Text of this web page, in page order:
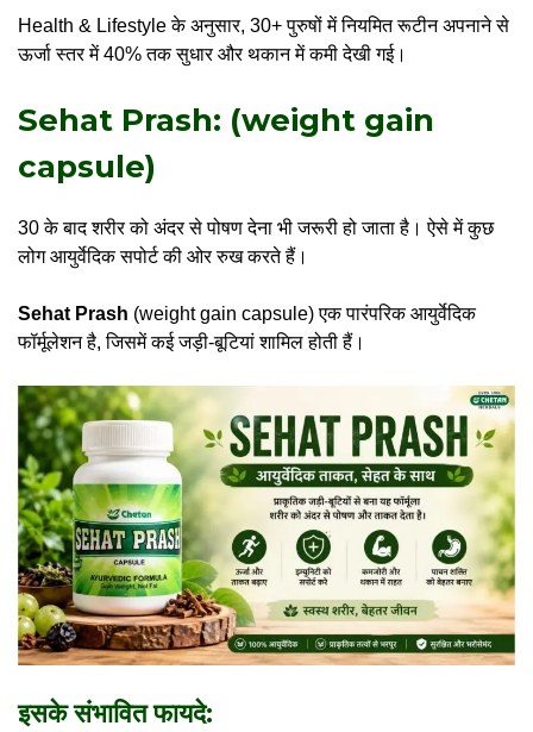
Health & Lifestyle के अनुसार, 30+ पुरुषों में नियमित रूटीन अपनाने से
ऊर्जा स्तर में 40% तक सुधार और थकान में कमी देखी गई।
Sehat Prash: (weight gain
capsule)
30 के बाद शरीर को अंदर से पोषण देना भी जरूरी हो जाता है। ऐसे में कुछ
लोग आयुर्वेदिक सपोर्ट की ओर रुख करते हैं।
Sehat Prash (weight gain capsule) एक पारंपरिक आयुर्वेदिक
फॉर्मूलेशन है, जिसमें कई जड़ी-बूटियां शामिल होती हैं।
इसके संभावित फायदे: